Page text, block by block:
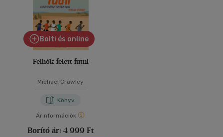
Bolti és online
Felhők felett futni
Michael Crawley
Könyv
Árinformációk
Borító ár: 4 999 Ft